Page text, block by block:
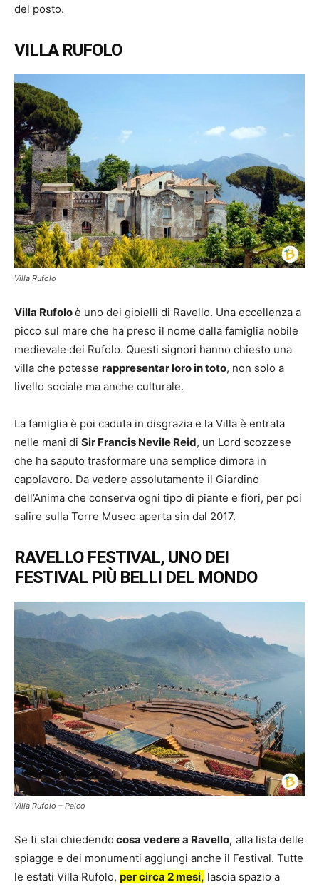
del posto.
VILLA RUFOLO
Villa Rufolo
Villa Rufoloè uno dei gioielli di Ravello. Una eccellenza a
picco sul mare che ha preso il nome dalla famiglia nobile
medievale dei Rufolo. Questi signori hanno chiesto una
villa che potesse rappresentar loro in toto, non solo a
livello sociale ma anche culturale.
La famiglia è poi caduta in disgrazia e la Villa è entrata
nelle mani di Sir Francis Nevile Reid, un Lord scozzese
che ha saputo trasformare una semplice dimora in
capolavoro. Da vedere assolutamente il Giardino
dell’Anima che conserva ogni tipo di piante e fiori, per poi
salire sulla Torre Museo aperta sin dal 2017.
RAVELLO FESTIVAL, UNO DEI
FESTIVAL PIÙ BELLI DEL MONDO
Villa Rufolo – Palco
Se ti stai chiedendo cosa vedere a Ravello, alla lista delle
spiagge e dei monumenti aggiungi anche il Festival. Tutte
le estati Villa Rufolo, per circa 2 mesi, lascia spazio a